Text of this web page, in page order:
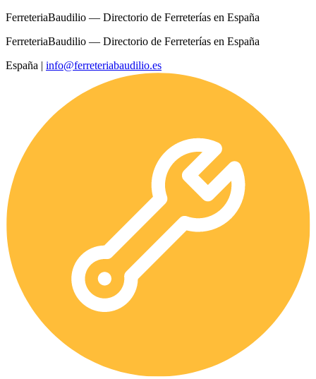
FerreteriaBaudilio — Directorio de Ferreterías en España
FerreteriaBaudilio — Directorio de Ferreterías en España
España | info@ferreteriabaudilio.es